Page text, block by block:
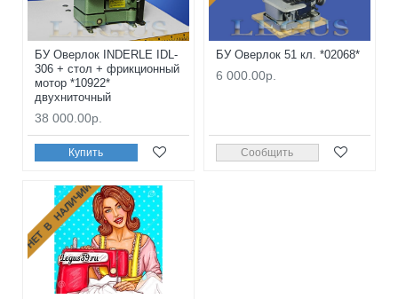
БУ Оверлок INDERLE IDL-
306 + стол + фрикционный
мотор *10922*
двухниточный
38 000.00р.
Купить
БУ Оверлок 51 кл. *02068*
6 000.00р.
Сообщить
НЕТ В НАЛИЧИИ